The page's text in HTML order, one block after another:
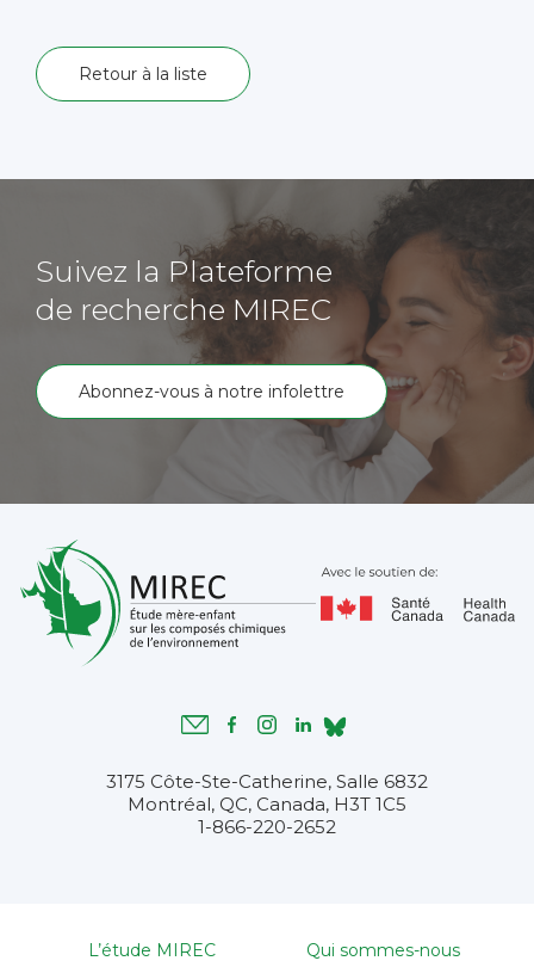
Retour à la liste
Suivez la Plateforme
de recherche MIREC
Abonnez-vous à notre infolettre
3175 Côte-Ste-Catherine, Salle 6832
Montréal, QC, Canada, H3T 1C5
1-866-220-2652
L’étude MIREC Qui sommes-nous